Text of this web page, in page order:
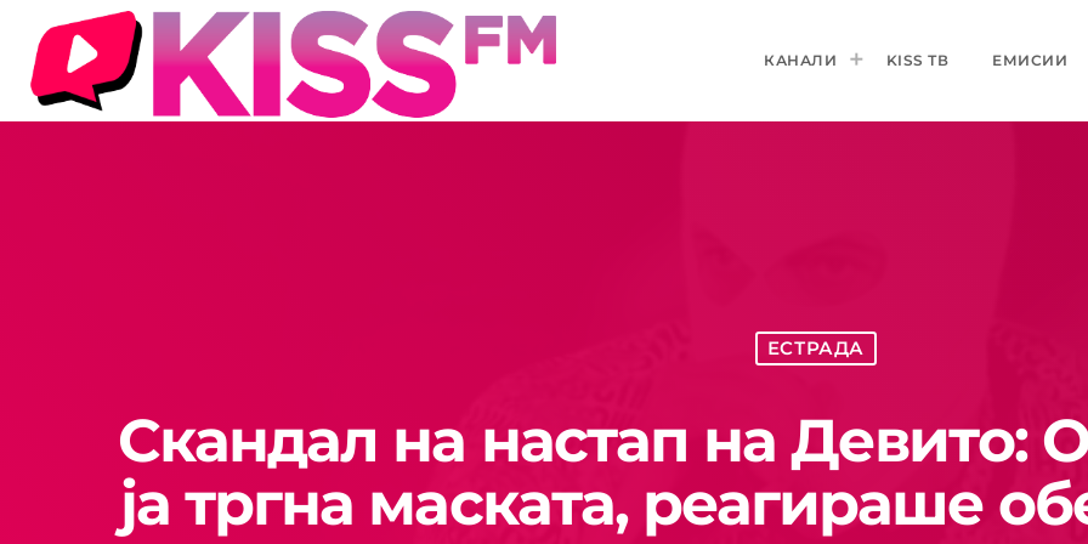
КАНАЛИ KISS ТВ ЕМИСИИ
ЕСТРАДА
Скандал на настап на Девитo:
ја тргна маската, реагираше